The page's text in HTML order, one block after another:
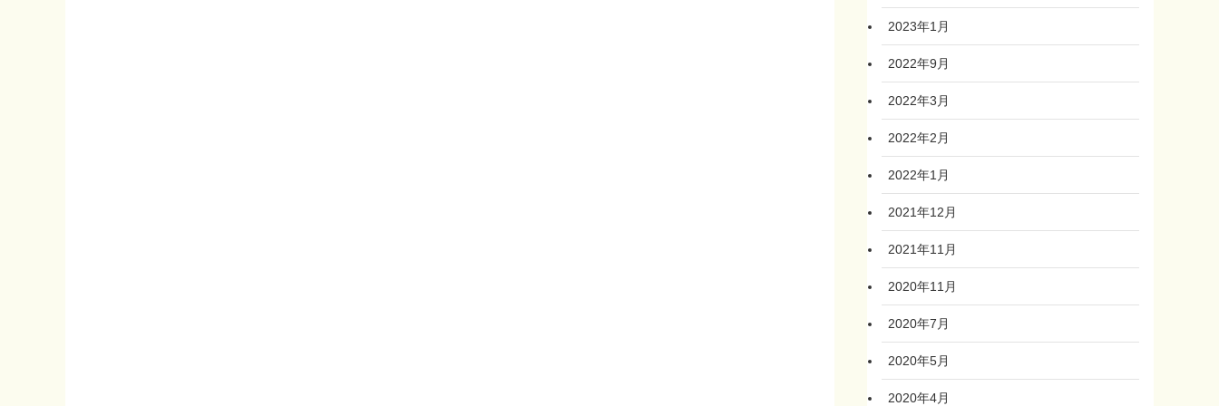
2023年1月
2022年9月
2022年3月
2022年2月
2022年1月
2021年12月
2021年11月
2020年11月
2020年7月
2020年5月
2020年4月